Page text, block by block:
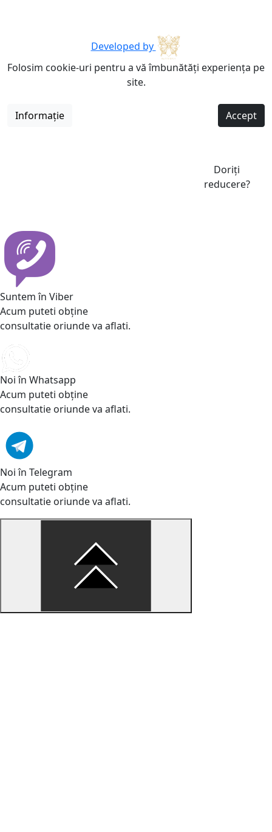
Developed by
Folosim cookie-uri pentru a vă îmbunătăți experiența pe
site.
Informație Accept
Doriți
reducere?
Suntem în Viber
Acum puteti obține
consultatie oriunde va aflati.
Noi în Whatsapp
Acum puteti obține
consultatie oriunde va aflati.
Noi în Telegram
Acum puteti obține
consultatie oriunde va aflati.